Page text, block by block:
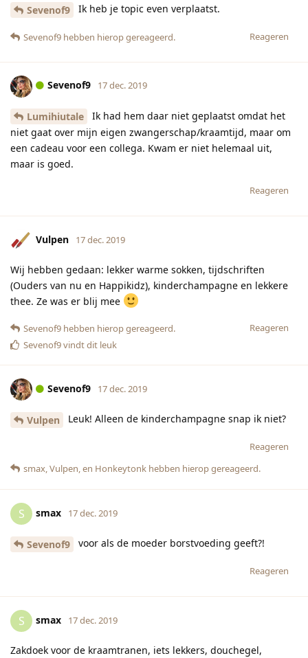
Sevenof9 Ik heb je topic even verplaatst.
Reageren
Sevenof9 hebben hierop gereageerd.
Sevenof9 17 dec. 2019
Lumihiutale
Ik had hem daar niet geplaatst omdat het
niet gaat over mijn eigen zwangerschap/kraamtijd, maar om
een cadeau voor een collega. Kwam er niet helemaal uit,
maar is goed.
Reageren
Vulpen 17 dec. 2019
Wij hebben gedaan: lekker warme sokken, tijdschriften
(Ouders van nu en Happikidz), kinderchampagne en lekkere
thee. Ze was er blij mee
Reageren
Sevenof9 hebben hierop gereageerd.
Sevenof9vindt dit leuk
Sevenof9 17 dec. 2019
Vulpen Leuk! Alleen de kinderchampagne snap ik niet?
Reageren
smax,Vulpen, en Honkeytonk hebben hierop gereageerd.
S smax 17 dec. 2019
Sevenof9 voor als de moeder borstvoeding geeft?!
Reageren
S smax 17 dec. 2019
Zakdoek voor de kraamtranen, iets lekkers, douchegel,